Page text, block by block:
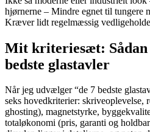
hjørnerne – Mindre egnet til tungere
Kræver lidt regelmæssig
Mit kriteriesæt: Sådan
bedste glastavler
Når jeg udvælger “de 7 bedste
seks hovedkriterier: skriveoplevelse,
ghosting), magnetstyrke,
totaløkonomi (pris, garanti og